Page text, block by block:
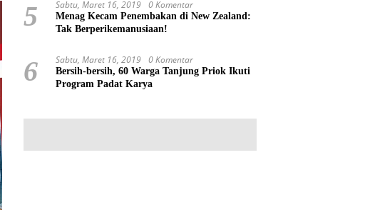
5 Sabtu, Maret 16, 2019 0 Komentar
Menag Kecam Penembakan di New Zealand:
Tak Berperikemanusiaan!
6 Sabtu, Maret 16, 2019 0 Komentar
Bersih-bersih, 60 Warga Tanjung Priok Ikuti
Program Padat Karya